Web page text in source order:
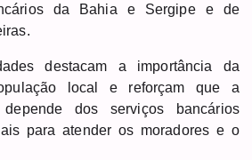
da Bahia e Sergipe e de
destacam a importância da
local e reforçam que a
dos serviços bancários
para atender os moradores e o